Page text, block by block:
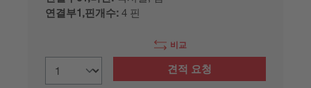
연결부1,핀개수: 4 핀
비교
견적 요청